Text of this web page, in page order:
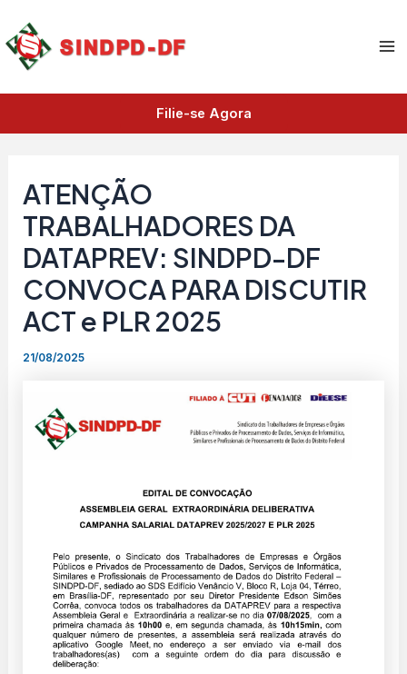
para
Filie-se Agora
ATENÇÃO
TRABALHADORES DA
DATAPREV: SINDPD-DF
CONVOCA PARA DISCUTIR
ACT e PLR 2025
21/08/2025
r
q
u
v
s